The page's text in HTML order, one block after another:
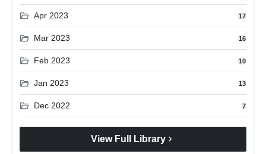
folder_open Apr 2023 17
folder_open Mar 2023 16
folder_open Feb 2023 10
folder_open Jan 2023 13
folder_open Dec 2022 7
View Full Library chevron_right